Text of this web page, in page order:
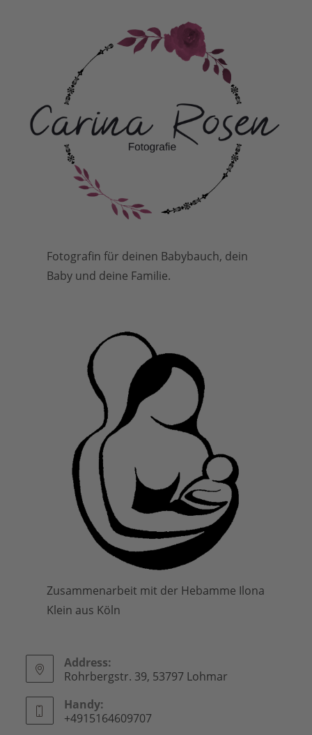
Fotografin für deinen Babybauch, dein
Baby und deine Familie.
Zusammenarbeit mit der Hebamme Ilona
Klein aus Köln
Address:
Rohrbergstr. 39, 53797 Lohmar
Handy:
+4915164609707